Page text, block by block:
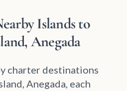
Islands to
Anegada
charter destinations
Anegada, each